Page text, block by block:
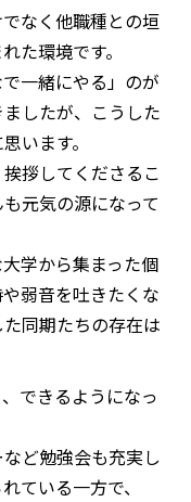
なく他職種との垣
た環境です。
一緒にやる」のが
したが、こうした
います。
拶してくださるこ
元気の源になって
学から集まった個
弱音を吐きたくな
同期たちの存在は
できるようになっ
ど勉強会も充実し
ている一方で、